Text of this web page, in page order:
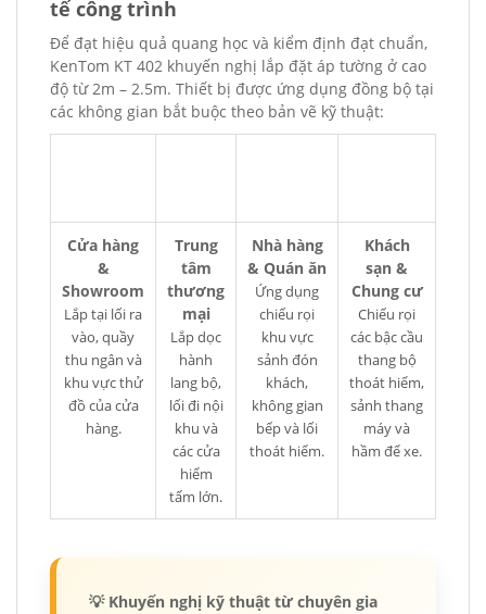
tế công trình
Để đạt hiệu quả quang học và kiểm định đạt chuẩn,
KenTom KT 402 khuyến nghị lắp đặt áp tường ở cao
độ từ 2m – 2.5m. Thiết bị được ứng dụng đồng bộ tại
các không gian bắt buộc theo bản vẽ kỹ thuật:
Cửa hàng
&
Showroom
Lắp tại lối ra
vào, quầy
thu ngân và
khu vực thử
đồ của cửa
hàng.
Trung
tâm
thương
mại
Lắp dọc
hành
lang bộ,
lối đi nội
khu và
các cửa
hiểm
tấm lớn.
Nhà hàng
& Quán ăn
Ứng dụng
chiếu rọi
khu vực
sảnh đón
khách,
không gian
bếp và lối
thoát hiểm.
Khách
sạn &
Chung cư
Chiếu rọi
các bậc cầu
thang bộ
thoát hiểm,
sảnh thang
máy và
hầm để xe.
💡 Khuyến nghị kỹ thuật từ chuyên gia